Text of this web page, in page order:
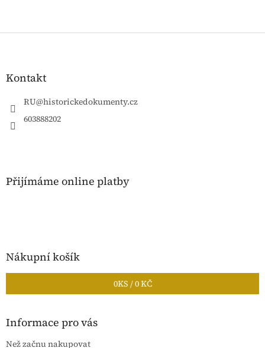
Z
Kontakt
RU@historickedokumenty.cz
603888202
Přijímáme online platby
Nákupní košík
0KS /0 KČ
Informace pro vás
Než začnu nakupovat